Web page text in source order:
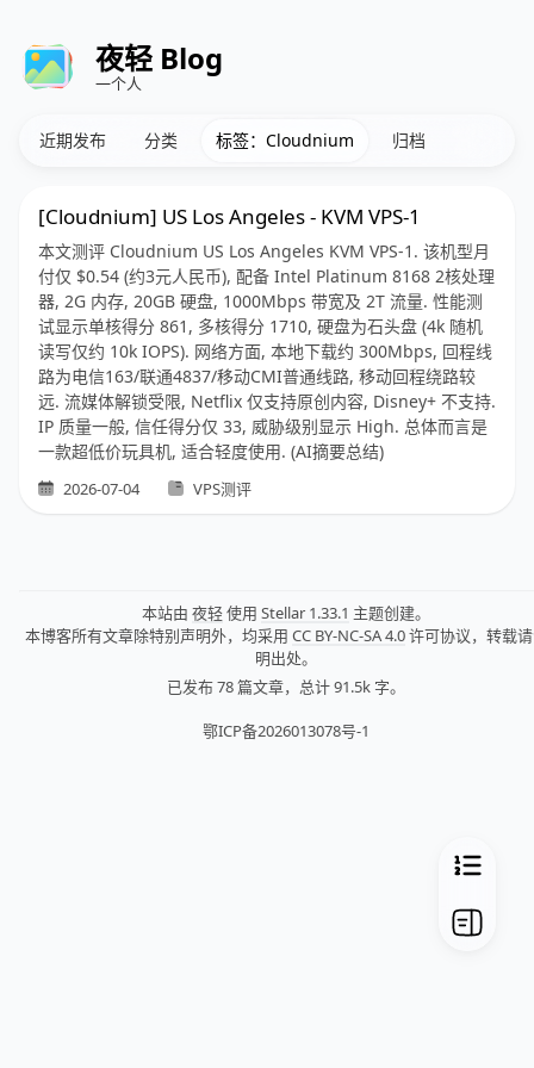
夜轻 Blog
一个人
近期发布 分类 标签：Cloudnium 归档
[Cloudnium] US Los Angeles - KVM VPS-1
本文测评 Cloudnium US Los Angeles KVM VPS-1. 该机型月
付仅 $0.54 (约3元人民币), 配备 Intel Platinum 8168 2核处理
器, 2G 内存, 20GB 硬盘, 1000Mbps 带宽及 2T 流量. 性能测
试显示单核得分 861, 多核得分 1710, 硬盘为石头盘 (4k 随机
读写仅约 10k IOPS). 网络方面, 本地下载约 300Mbps, 回程线
路为电信163/联通4837/移动CMI普通线路, 移动回程绕路较
远. 流媒体解锁受限, Netflix 仅支持原创内容, Disney+ 不支持.
IP 质量一般, 信任得分仅 33, 威胁级别显示 High. 总体而言是
一款超低价玩具机, 适合轻度使用. (AI摘要总结)
2026-07-04 VPS测评
本站由 夜轻使用 Stellar 1.33.1 主题创建。
本博客所有文章除特别声明外，均采用 CC BY-NC-SA 4.0许可协议，转载
明出处。
已发布 78 篇文章， 总计 91.5k 字。
鄂ICP备2026013078号-1